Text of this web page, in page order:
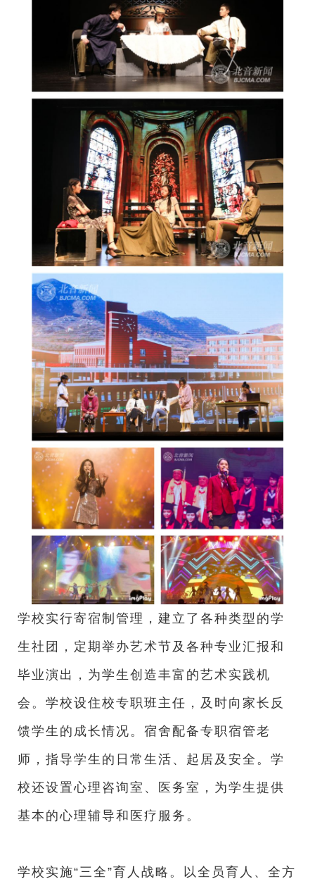
学校实行寄宿制管理，建立了各种类型的学
生社团，定期举办艺术节及各种专业汇报和
毕业演出，为学生创造丰富的艺术实践机
会。学校设住校专职班主任，及时向家长反
馈学生的成长情况。宿舍配备专职宿管老
师，指导学生的日常生活、起居及安全。学
校还设置心理咨询室、医务室，为学生提供
基本的心理辅导和医疗服务。
学校实施“三全”育人战略。以全员育人、全方